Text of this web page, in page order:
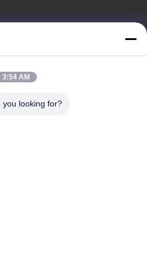
3:54 AM
you looking for?